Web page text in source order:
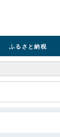
ふるさと納税